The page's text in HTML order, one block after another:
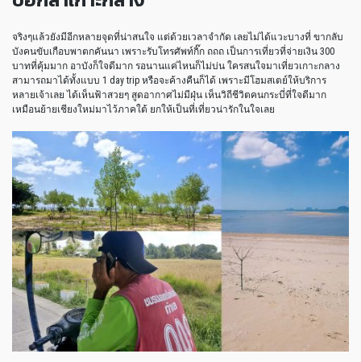
จริงๆแล้วยังมีอีกหลายจุดที่น่าสนใจ แต่ด้วยเวลาจำกัด เลยไม่ได้แวะบางที่ ขากลับ
บังคนขับเกือบพาตกคันนา เพราะรับโทรศัพท์กิ๊ก ถถถ เป็นการเที่ยวที่จ่ายเงิน 300
บาทที่คุ้มมาก อาบังก็ใจดีมาก รอนานแค่ไหนก็ไม่บ่น ใครสนใจมาเที่ยวเกาะกลาง
สามารถมาได้ทั้งแบบ 1 day trip หรือจะค้างคืนก็ได้ เพราะมีโฮมสเตย์ให้บริการ
หลายเจ้าเลย ได้เห็นฟ้าสวยๆ สูดอากาศไม่มีฝุ่น เห็นวิถีชีวิตคนกระบี่ที่ใจดีมาก
เหมือนย้ายเชียงใหม่มาไว้ภาคใต้ ยกให้เป็นที่เที่ยวน่ารักในใจเลย